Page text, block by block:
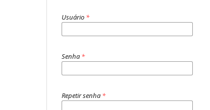
Usuário *
Senha *
Repetir senha *